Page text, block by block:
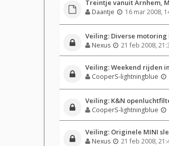
Treintje vanuit Arnhem,
Daantje 16 mar 2008,
Veiling: Diverse motoring
Nexus 21 feb 2008,
Veiling: Weekend rijden
CooperS-lightningblue
Veiling: K&N
CooperS-lightningblue
Veiling: Originele MINI
Nexus 21 feb 2008,